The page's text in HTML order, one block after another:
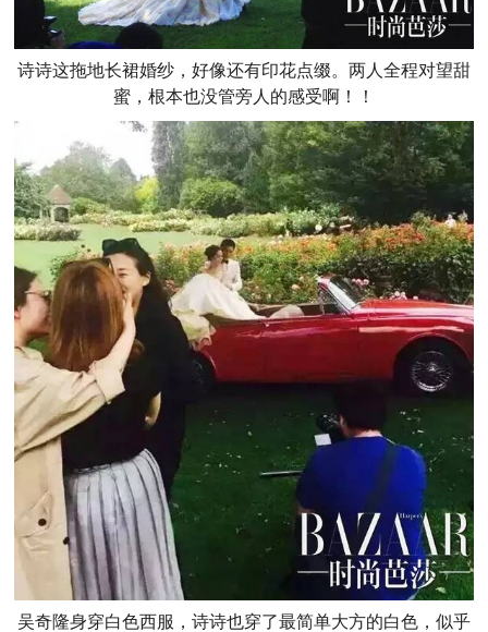
诗诗这拖地长裙婚纱，好像还有印花点缀。两人全程对望甜
蜜，根本也没管旁人的感受啊！！
吴奇隆身穿白色西服，诗诗也穿了最简单大方的白色，似乎